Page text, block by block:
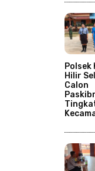
Polsek
Hilir
Calon